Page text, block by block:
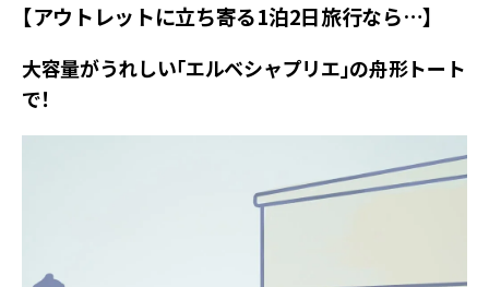
【アウトレットに立ち寄る1泊2日旅行なら…】
大容量がうれしい「エルベシャプリエ」の舟形トート
で！